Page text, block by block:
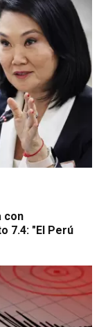
con
7.4: "El Perú